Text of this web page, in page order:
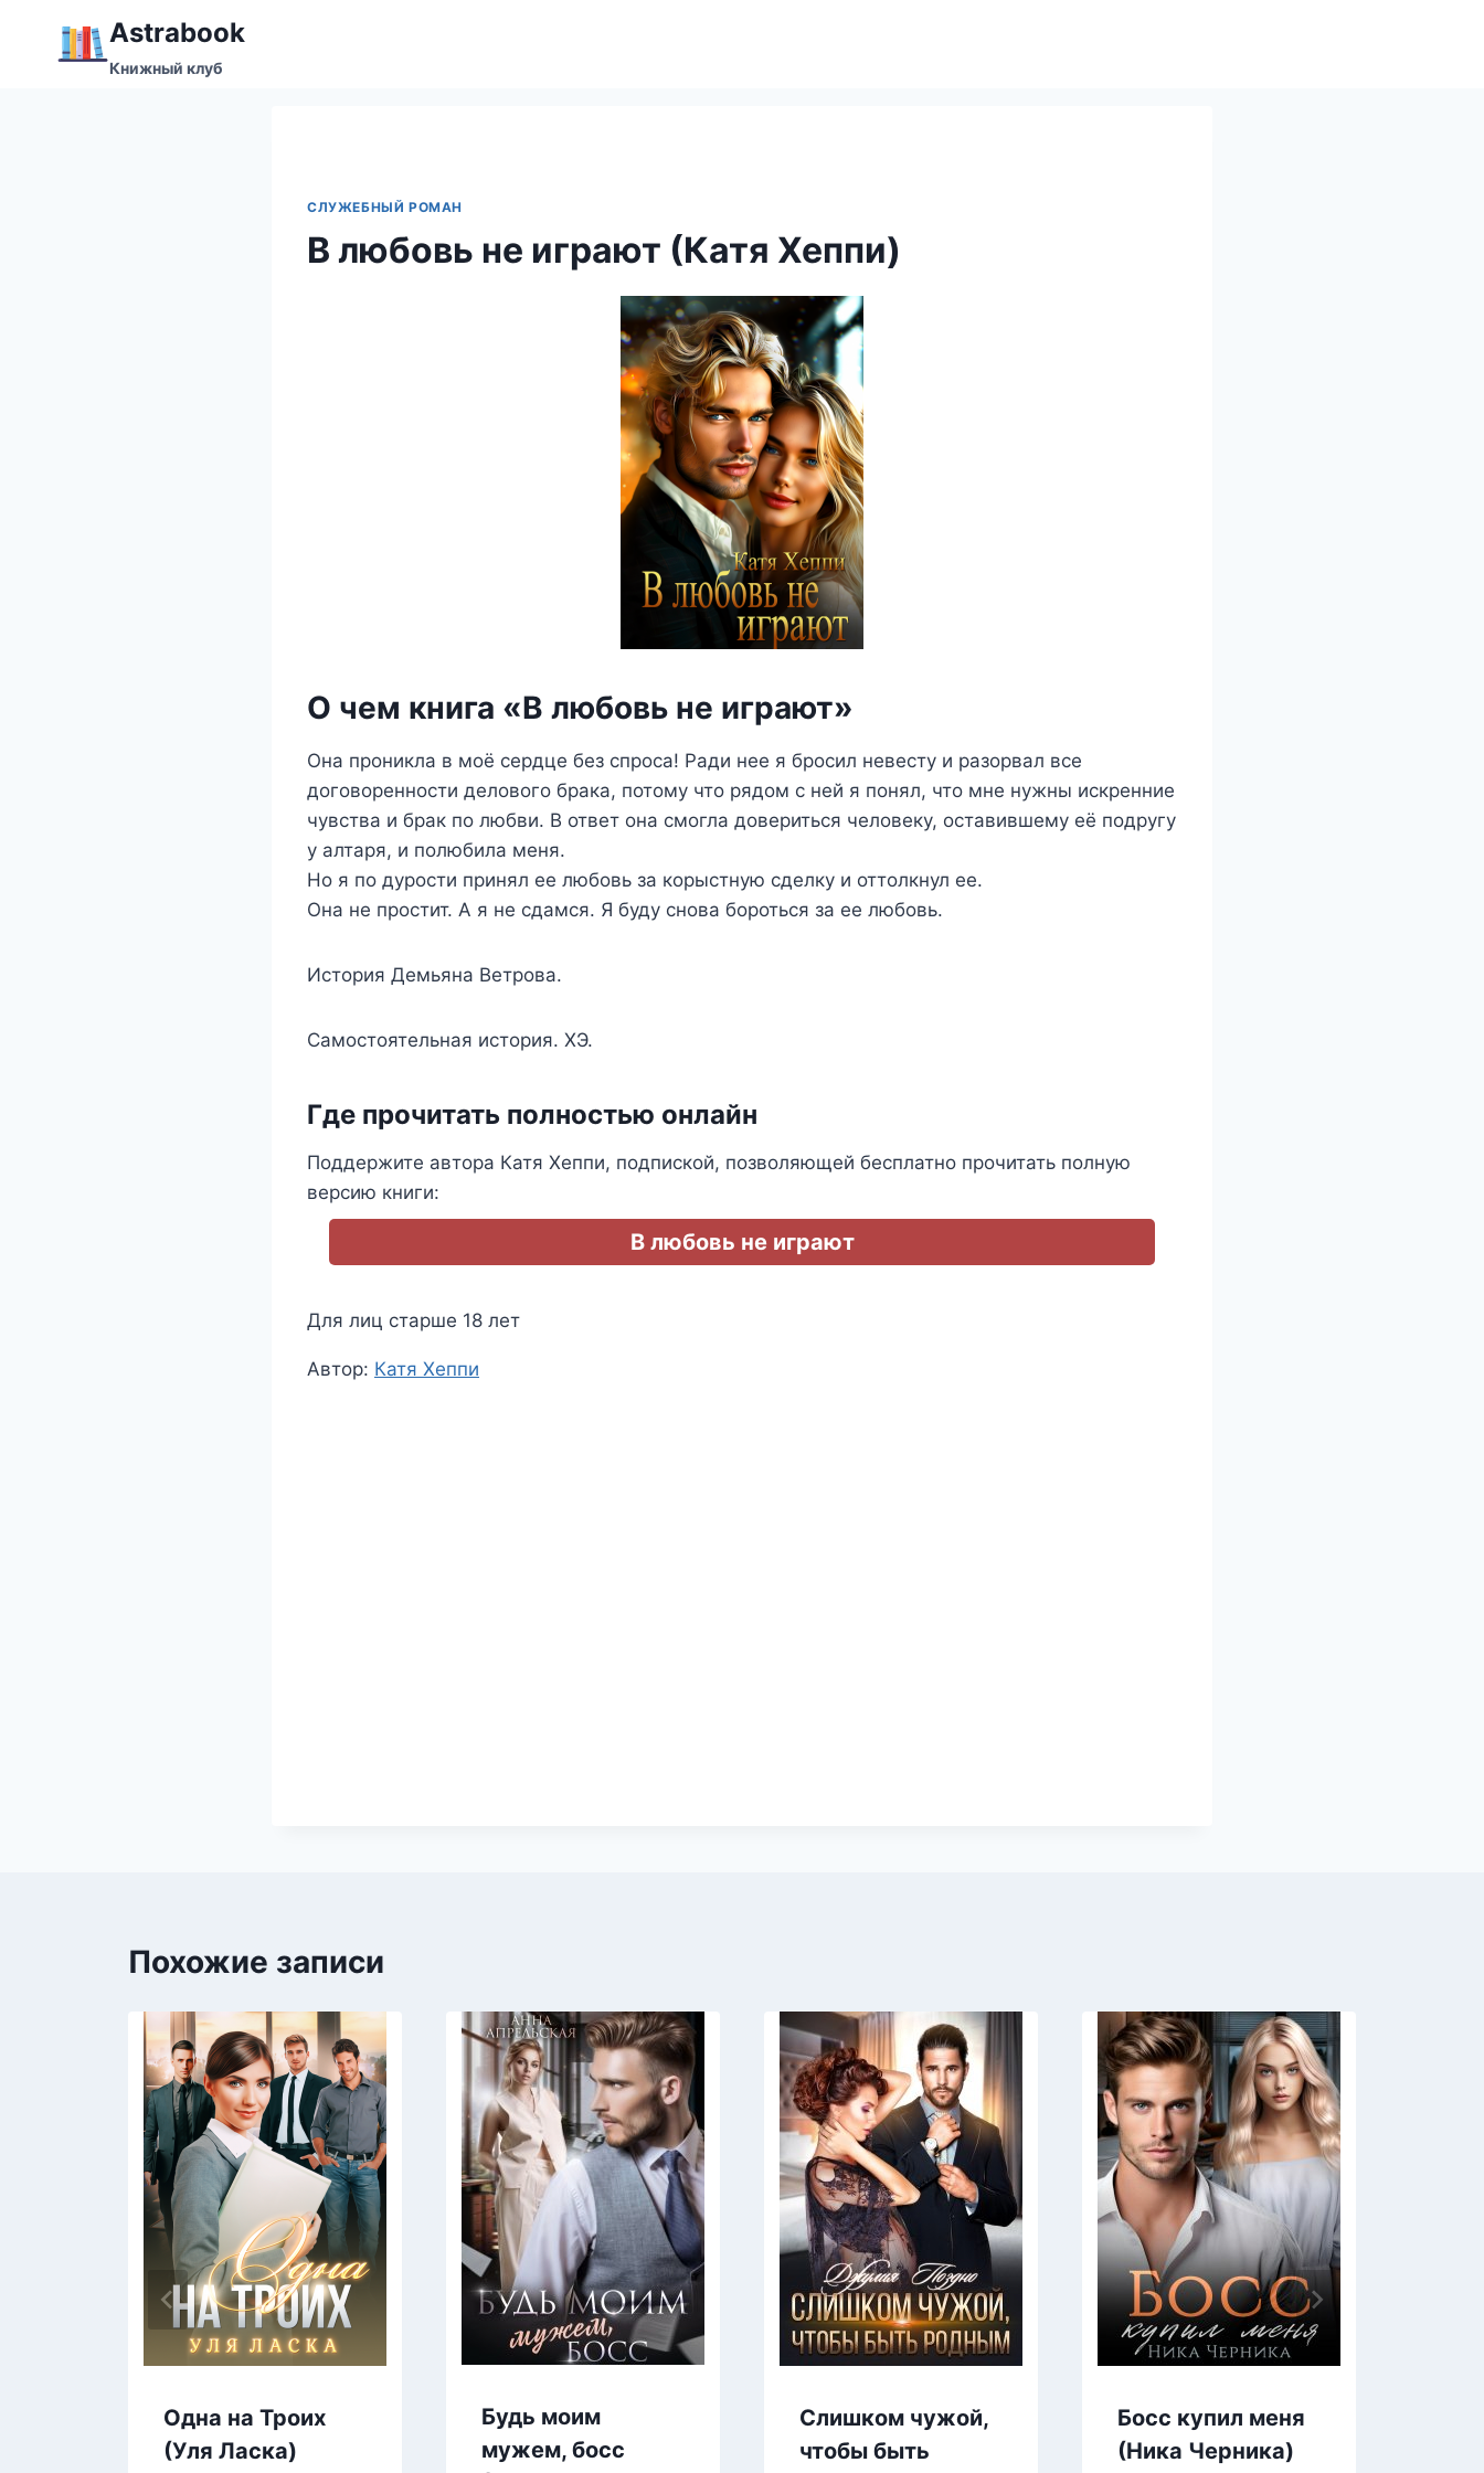
содержимому
Аstrabook
Книжный клуб
СЛУЖЕБНЫЙ РОМАН
В любовь не играют (Катя Хеппи)
О чем книга «В любовь не играют»
Она проникла в моё сердце без спроса! Ради нее я бросил невесту и разорвал все
договоренности делового брака, потому что рядом с ней я понял, что мне нужны искренние
чувства и брак по любви. В ответ она смогла довериться человеку, оставившему её подругу
у алтаря, и полюбила меня.
Но я по дурости принял ее любовь за корыстную сделку и оттолкнул ее.
Она не простит. А я не сдамся. Я буду снова бороться за ее любовь.
История Демьяна Ветрова.
Самостоятельная история. ХЭ.
Где прочитать полностью онлайн
Поддержите автора Катя Хеппи, подпиской, позволяющей бесплатно прочитать полную
версию книги:
В любовь не играют
Для лиц старше 18 лет
Метки
Автор: Катя Хеппи
Похожие записи
Одна на Троих
(Уля Ласка)
Будь моим
мужем, босс
Слишком чужой,
чтобы быть
Босс купил меня
(Ника Черника)